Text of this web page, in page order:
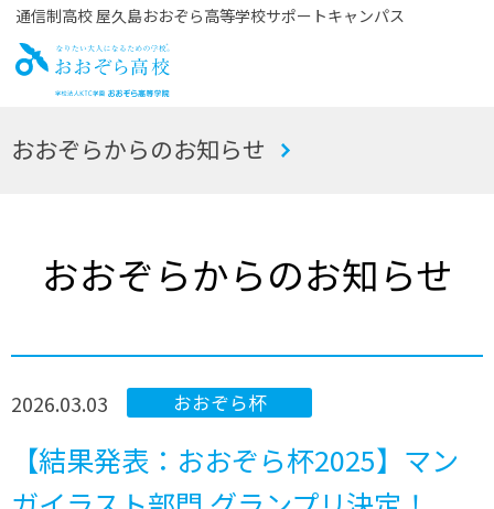
通信制高校 屋久島おおぞら高等学校サポートキャンパス
お
おおぞらからのお知らせ
おおぞらからのお知らせ
2026.03.03 おおぞら杯
【結果発表：おおぞら杯2025】マン